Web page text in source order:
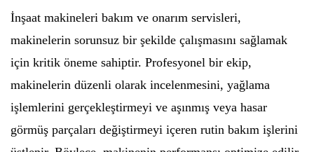
İnşaat makineleri bakım ve onarım servisleri,
makinelerin sorunsuz bir şekilde çalışmasını sağlamak
için kritik öneme sahiptir. Profesyonel bir ekip,
makinelerin düzenli olarak incelenmesini, yağlama
işlemlerini gerçekleştirmeyi ve aşınmış veya hasar
görmüş parçaları değiştirmeyi içeren rutin bakım işlerini